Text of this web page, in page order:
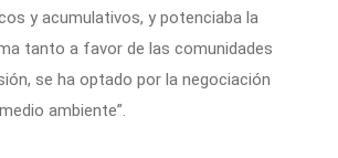
y acumulativos, y potenciaba la
tanto a favor de las comunidades
se ha optado por la negociación
ambiente”.